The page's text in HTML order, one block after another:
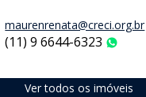
maurenrenata@creci.org.br
(11) 9 6644-6323
Ver todos os imóveis